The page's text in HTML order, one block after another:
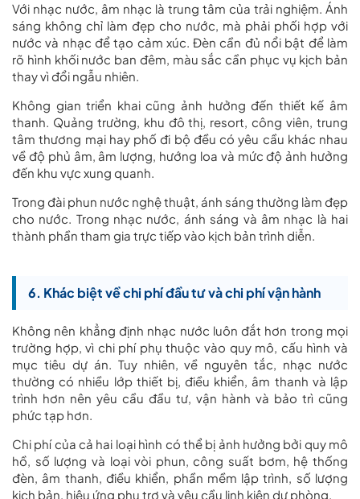
Với nhạc nước, âm nhạc là trung tâm của trải nghiệm. Ánh
sáng không chỉ làm đẹp cho nước, mà phải phối hợp với
nước và nhạc để tạo cảm xúc. Đèn cần đủ nổi bật để làm
rõ hình khối nước ban đêm, màu sắc cần phục vụ kịch bản
thay vì đổi ngẫu nhiên.
Không gian triển khai cũng ảnh hưởng đến thiết kế âm
thanh. Quảng trường, khu đô thị, resort, công viên, trung
tâm thương mại hay phố đi bộ đều có yêu cầu khác nhau
về độ phủ âm, âm lượng, hướng loa và mức độ ảnh hưởng
đến khu vực xung quanh.
Trong đài phun nước nghệ thuật, ánh sáng thường làm đẹp
cho nước. Trong nhạc nước, ánh sáng và âm nhạc là hai
thành phần tham gia trực tiếp vào kịch bản trình diễn.
6. Khác biệt về chi phí đầu tư và chi phí vận hành
Không nên khẳng định nhạc nước luôn đắt hơn trong mọi
trường hợp, vì chi phí phụ thuộc vào quy mô, cấu hình và
mục tiêu dự án. Tuy nhiên, về nguyên tắc, nhạc nước
thường có nhiều lớp thiết bị, điều khiển, âm thanh và lập
trình hơn nên yêu cầu đầu tư, vận hành và bảo trì cũng
phức tạp hơn.
Chi phí của cả hai loại hình có thể bị ảnh hưởng bởi quy mô
hồ, số lượng và loại vòi phun, công suất bơm, hệ thống
đèn, âm thanh, điều khiển, phần mềm lập trình, số lượng
kịch bản, hiệu ứng phụ trợ và yêu cầu linh kiện dự phòng.